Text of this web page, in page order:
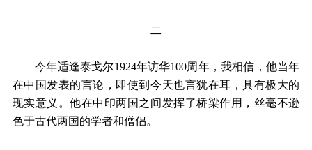
二
今年适逢泰戈尔1924年访华100周年，我相信，他当年
在中国发表的言论，即使到今天也言犹在耳，具有极大的
现实意义。他在中印两国之间发挥了桥梁作用，丝毫不逊
色于古代两国的学者和僧侣。